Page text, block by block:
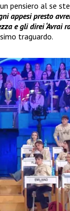
pensiero al se
appesi presto
e gli direi ‘Avrai
traguardo.